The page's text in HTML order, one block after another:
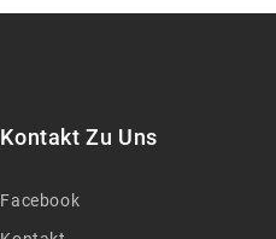
Kontakt Zu Uns
Facebook